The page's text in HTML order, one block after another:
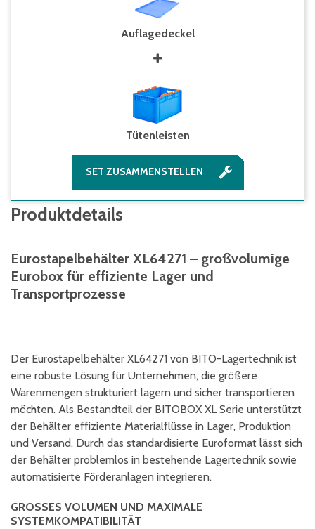
Auflagedeckel
Tütenleisten
SET ZUSAMMENSTELLEN
Produktdetails
Eurostapelbehälter XL64271 – großvolumige
Eurobox für effiziente Lager und
Transportprozesse
Der Eurostapelbehälter XL64271 von BITO-Lagertechnik ist
eine robuste Lösung für Unternehmen, die größere
Warenmengen strukturiert lagern und sicher transportieren
möchten. Als Bestandteil der BITOBOX XL Serie unterstützt
der Behälter effiziente Materialflüsse in Lager, Produktion
und Versand. Durch das standardisierte Euroformat lässt sich
der Behälter problemlos in bestehende Lagertechnik sowie
automatisierte Förderanlagen integrieren.
GROSSES VOLUMEN UND MAXIMALE S
YSTEMKOMPATIBILITÄT